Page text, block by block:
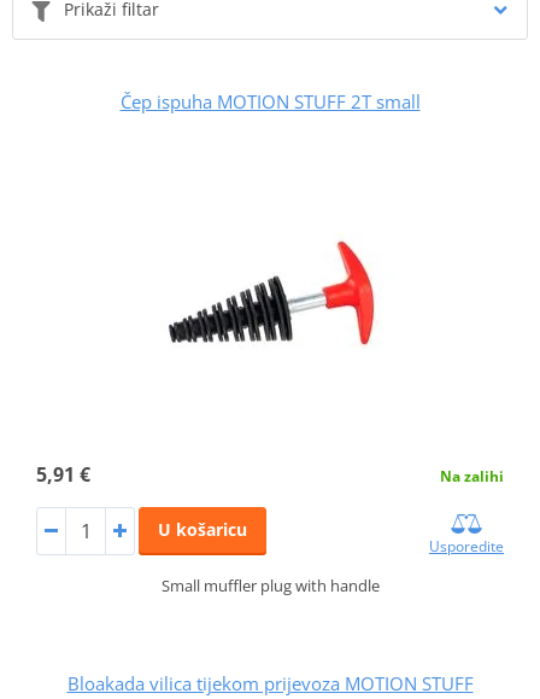
Prikaži filtar
Čep ispuha MOTION STUFF 2T small
5,91 € Na zalihi
U košaricu
Usporedite
Small muffler plug with handle
Bloakada vilica tijekom prijevoza MOTION STUFF